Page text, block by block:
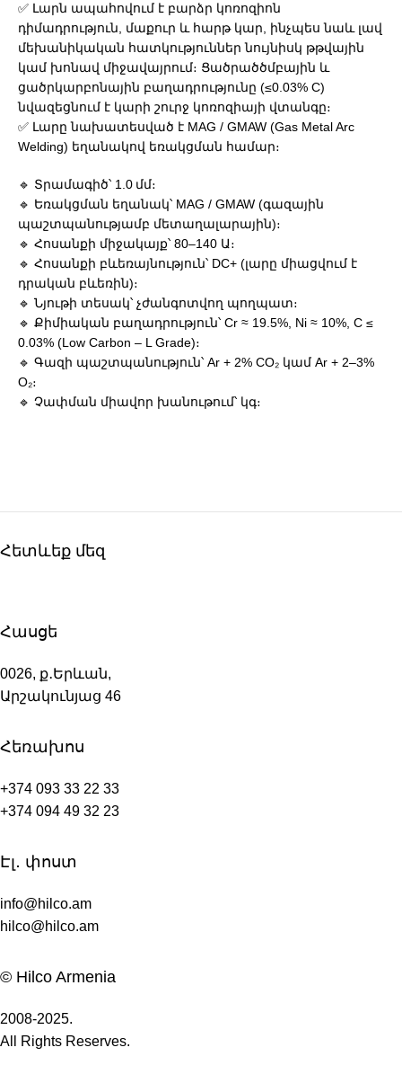
✅ Լարն ապահովում է բարձր կոռոզիոն
դիմադրություն, մաքուր և հարթ կար, ինչպես նաև լավ
մեխանիկական հատկություններ նույնիսկ թթվային
կամ խոնավ միջավայրում։ Ցածրածծմբային և
ցածրկարբոնային բաղադրությունը (≤0.03% C)
նվազեցնում է կարի շուրջ կոռոզիայի վտանգը։
✅ Լարը նախատեսված է MAG / GMAW (Gas Metal Arc
Welding) եղանակով եռակցման համար։
🔹 Տրամագիծ՝ 1.0 մմ։
🔹 Եռակցման եղանակ՝ MAG / GMAW (գազային
պաշտպանությամբ մետաղալարային)։
🔹 Հոսանքի միջակայք՝ 80–140 Ա։
🔹 Հոսանքի բևեռայնություն՝ DC+ (լարը միացվում է
դրական բևեռին)։
🔹 Նյութի տեսակ՝ չժանգոտվող պողպատ։
🔹 Քիմիական բաղադրություն՝ Cr ≈ 19.5%, Ni ≈ 10%, C ≤
0.03% (Low Carbon – L Grade)։
🔹 Գազի պաշտպանություն՝ Ar + 2% CO₂ կամ Ar + 2–3%
O₂։
🔹 Չափման միավոր խանութում՝ կգ։
Հետևեք մեզ
Հասցե
0026, ք․Երևան,
Արշակունյաց 46
Հեռախոս
+374 093 33 22 33
+374 094 49 32 23
Էլ․ փոստ
info@hilco.am
hilco@hilco.am
© Hilco Armenia
2008-2025.
All Rights Reserves.